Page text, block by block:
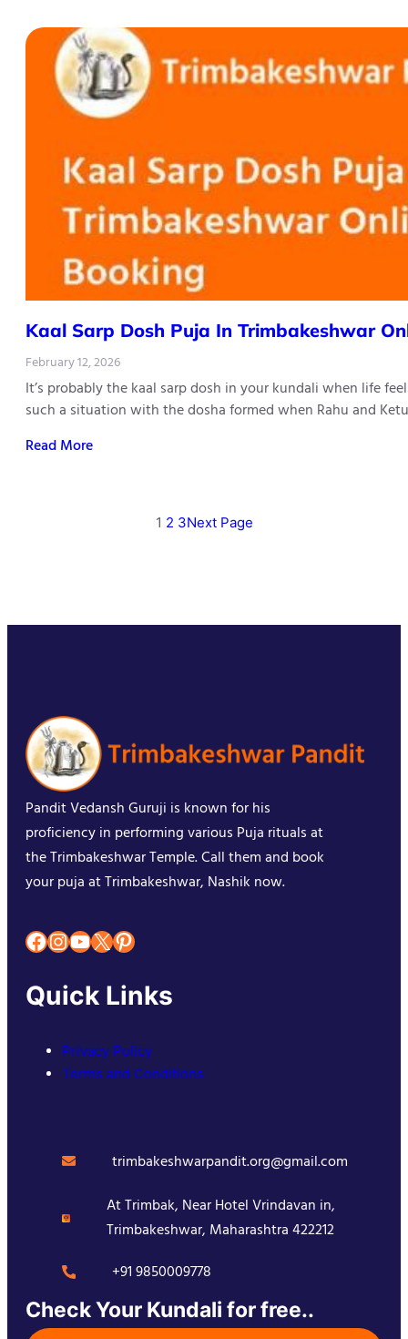
Kaal Sarp Dosh Puja In Trimbakeshwar
February 12, 2026
It’s probably the kaal sarp dosh in your kundali when life
such a situation with the dosha formed when Rahu and
Read More
1 2 3Next Page
Pandit Vedansh Guruji is known for his
proficiency in performing various Puja rituals at
the Trimbakeshwar Temple. Call them and book
your puja at Trimbakeshwar, Nashik now.
Facebook InstagramYouTube X Pinterest
Quick Links
Privacy Policy
Terms and Conditions
trimbakeshwarpandit.org@gmail.com
At Trimbak, Near Hotel Vrindavan in,
Trimbakeshwar, Maharashtra 422212
+91 9850009778
Check Your Kundali for free..